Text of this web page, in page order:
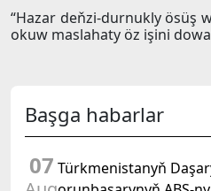
“Hazar deňzi-durnukly ösüş
okuw maslahaty öz işini
Başga habarlar
07 Türkmenistanyň